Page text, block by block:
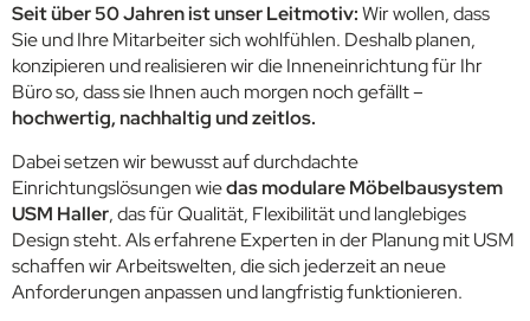
Seit über 50 Jahren ist unser Leitmotiv:Wir wollen, dass
Sie und Ihre Mitarbeiter sich wohlfühlen. Deshalb planen,
konzipieren und realisieren wir die Inneneinrichtung für Ihr
Büro so, dass sie Ihnen auch morgen noch gefällt –
hochwertig, nachhaltig und zeitlos.
Dabei setzen wir bewusst auf durchdachte
Einrichtungslösungen wiedas modulare Möbelbausystem
USM Haller, das für Qualität, Flexibilität und langlebiges
Design steht. Als erfahrene Experten in der Planung mit USM
schaffen wir Arbeitswelten, die sich jederzeit an neue
Anforderungen anpassen und langfristig funktionieren.